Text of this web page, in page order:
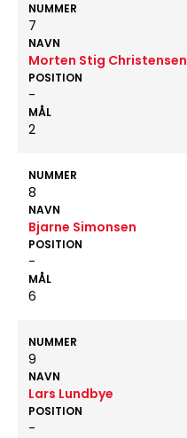
NUMMER
7
NAVN
Morten Stig Christensen
POSITION
-
MÅL
2
NUMMER
8
NAVN
Bjarne Simonsen
POSITION
-
MÅL
6
NUMMER
9
NAVN
Lars Lundbye
POSITION
-